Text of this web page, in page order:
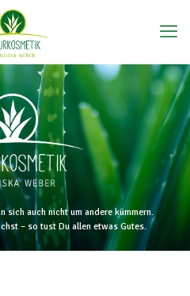
sich auch nicht um andere kümmern.
– so tust Du allen etwas Gutes.